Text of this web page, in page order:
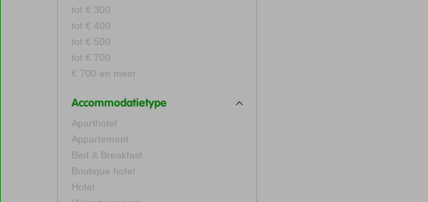
tot € 300
tot € 400
tot € 500
tot € 700
€ 700 en meer
Accommodatietype
Aparthotel
Appartement
Bed & Breakfast
Boutique hotel
Hotel